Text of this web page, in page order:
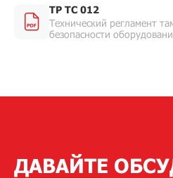
ТР ТС 012
Технический регламент
безопасности
ДАВАЙТЕ